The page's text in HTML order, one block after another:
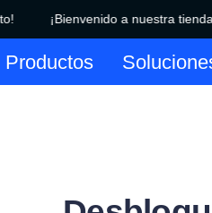
¡Bienvenido a nuestra
Productos